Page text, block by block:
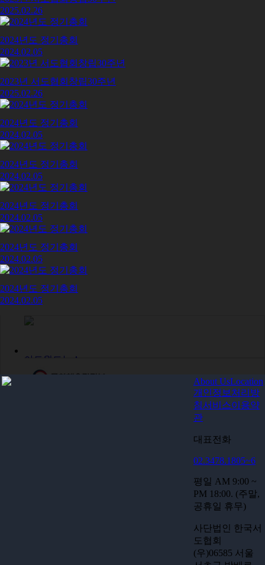
2025.02.26
2024년도 정기총회
2024.02.05
2023년 서도협회창립30주년
2025.02.26
2024년도 정기총회
2024.02.05
2024년도 정기총회
2024.02.05
2024년도 정기총회
2024.02.05
2024년도 정기총회
2024.02.05
2024년도 정기총회
2024.02.05
아트월드뉴스
About UsLocation
개인정보처리방
침서비스이용약
관
대표전화
02.3478.1805~6
평일 AM 9:00 ~
PM 18:00. (주말,
공휴일 휴무)
사단법인 한국서
도협회
(우)06585 서울